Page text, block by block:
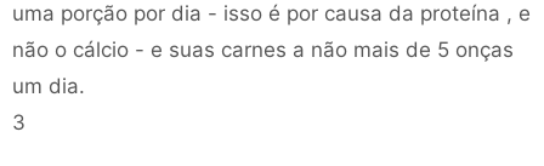
uma porção por dia - isso é por causa da proteína , e
não o cálcio - e suas carnes a não mais de 5 onças
um dia.
3